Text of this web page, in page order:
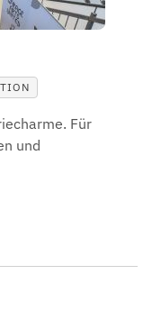
Für
und